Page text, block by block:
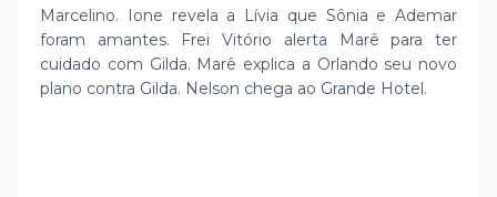
Marcelino. Ione revela a Lívia que Sônia e Ademar
foram amantes. Frei Vitório alerta Marê para ter
cuidado com Gilda. Marê explica a Orlando seu novo
plano contra Gilda. Nelson chega ao Grande Hotel.